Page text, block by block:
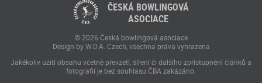
ČESKÁ BOWLINGOVÁ
ASOCIACE
© 2026 Česká bowlingová asociace
Design by W.D.A. Czech, všechna práva vyhrazena
Jakékoliv užití obsahu včetně převzetí, šíření či dalšího zpřístupnění článků a
fotografií je bez souhlasu ČBA zakázáno.